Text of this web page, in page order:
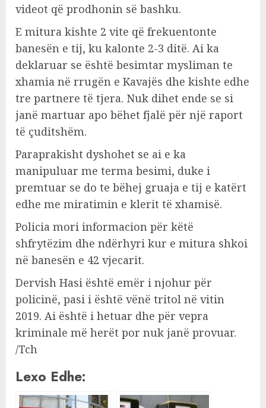
videot që prodhonin së bashku.
E mitura kishte 2 vite që frekuentonte
banesën e tij, ku kalonte 2-3 ditë. Ai ka
deklaruar se është besimtar mysliman te
xhamia në rrugën e Kavajës dhe kishte edhe
tre partnere të tjera. Nuk dihet ende se si
janë martuar apo bëhet fjalë për një raport
të çuditshëm.
Paraprakisht dyshohet se ai e ka
manipuluar me terma besimi, duke i
premtuar se do te bëhej gruaja e tij e katërt
edhe me miratimin e klerit të xhamisë.
Policia mori informacion për këtë
shfrytëzim dhe ndërhyri kur e mitura shkoi
në banesën e 42 vjecarit.
Dervish Hasi është emër i njohur për
policinë, pasi i është vënë tritol në vitin
2019. Ai është i hetuar dhe për vepra
kriminale më herët por nuk janë provuar.
/Tch
Lexo Edhe: